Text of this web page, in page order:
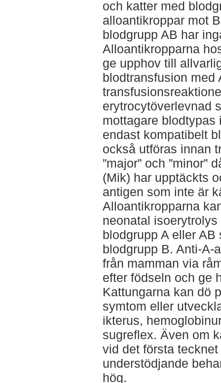
och katter med
alloantikroppar mot
blodgrupp AB har
Alloantikropparna
ge upphov till
blodtransfusion med
erytrocytöverlevnad
mottagare
endast kompatibelt
också utföras innan
”major” och ”minor”
(Mik) har upptäckts
antigen som inte är
Alloantikropparna
neonatal
blodgrupp A eller
blodgrupp B. Anti-A-
från mamman via
efter födseln och ge
Kattungarna kan dö
symtom eller
ikterus,
sugreflex. Även om
vid det första
understödjande
hög.